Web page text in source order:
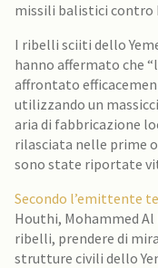
missili balistici contro
I ribelli sciiti dello
hanno affermato che
affrontato
utilizzando un
aria di fabbricazione
rilasciata nelle prime
sono state riportate
Secondo l’emittente
Houthi, Mohammed
ribelli, prendere di
strutture civili dello